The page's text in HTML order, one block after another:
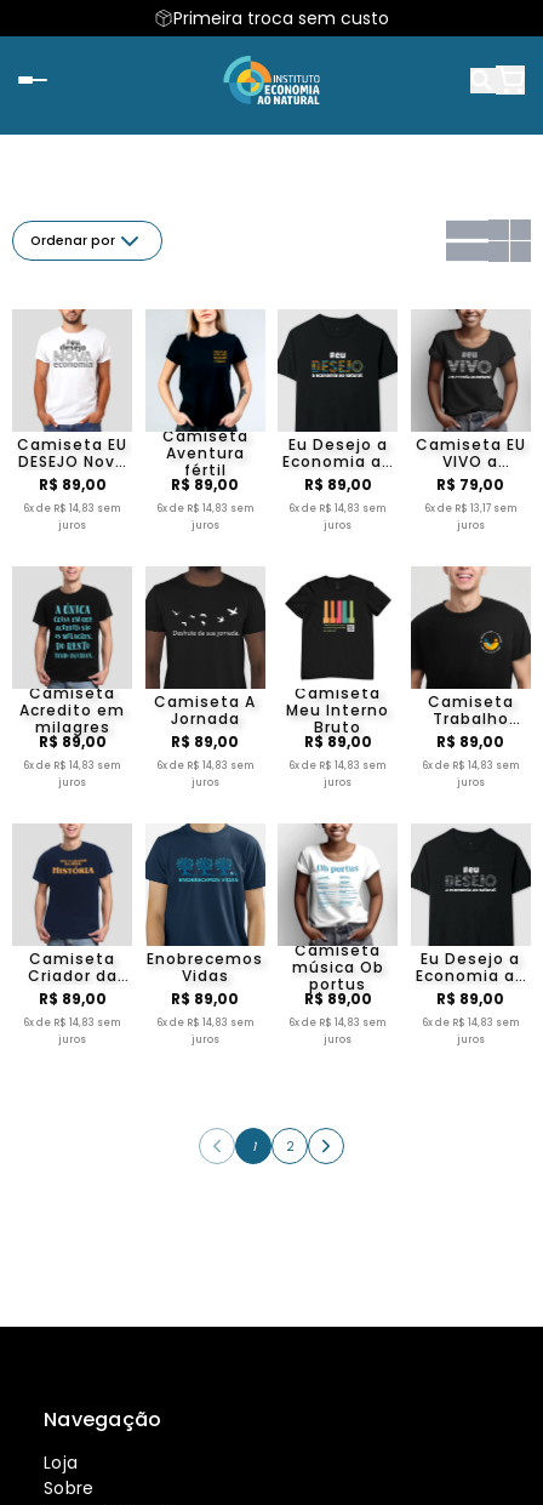
Primeira troca sem custo
Ordenar por
Camiseta EU
DESEJO Nova
Economia
R$ 89,00
6x de R$ 14,83 sem
juros
Camiseta
Aventura
fértil
R$ 89,00
6x de R$ 14,83 sem
juros
Eu Desejo a
Economia ao
Natural II
R$ 89,00
6x de R$ 14,83 sem
juros
Camiseta EU
VIVO a
Economia ao
Natural
R$ 79,00
6x de R$ 13,17 sem
juros
Camiseta
Acredito em
milagres
R$ 89,00
6x de R$ 14,83 sem
juros
Camiseta A
Jornada
R$ 89,00
6x de R$ 14,83 sem
juros
Camiseta
Meu Interno
Bruto
R$ 89,00
6x de R$ 14,83 sem
juros
Camiseta
Trabalho
como um ato
de amor
R$ 89,00
6x de R$ 14,83 sem
juros
Camiseta
Criador da
minha
história
R$ 89,00
6x de R$ 14,83 sem
juros
Enobrecemos
Vidas
R$ 89,00
6x de R$ 14,83 sem
juros
Camiseta
música Ob
portus
R$ 89,00
6x de R$ 14,83 sem
juros
Eu Desejo a
Economia ao
Natural
R$ 89,00
6x de R$ 14,83 sem
juros
1 2
Navegação
Loja
Sobre